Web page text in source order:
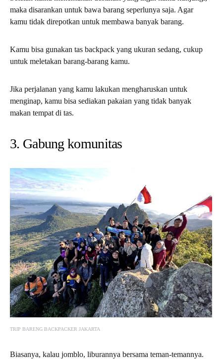
maka disarankan untuk bawa barang seperlunya saja. Agar
kamu tidak direpotkan untuk membawa banyak barang.
Kamu bisa gunakan tas backpack yang ukuran sedang, cukup
untuk meletakan barang-barang kamu.
Jika perjalanan yang kamu lakukan mengharuskan untuk
menginap, kamu bisa sediakan pakaian yang tidak banyak
makan tempat di tas.
3. Gabung komunitas
TRIP BARENG BACKPACKER JAKARTA
Biasanya, kalau jomblo, liburannya bersama teman-temannya.